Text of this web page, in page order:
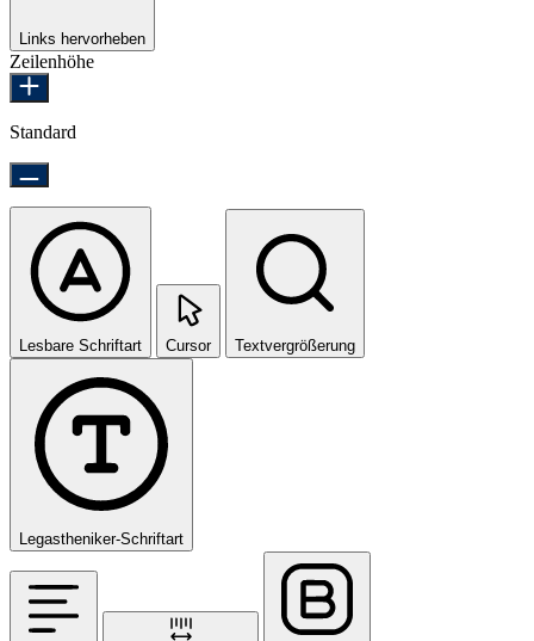
Links hervorheben
Zeilenhöhe
Standard
Lesbare Schriftart Cursor Textvergrößerung
Legastheniker-Schriftart